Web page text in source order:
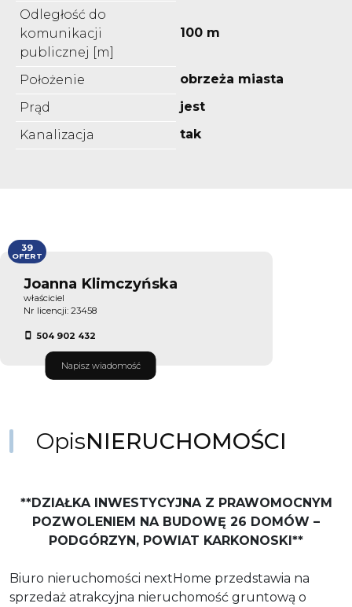
Odległość do
komunikacji
publicznej [m]
100 m
Położenie
obrzeża miasta
Prąd
jest
Kanalizacja
tak
Joanna Klimczyńska
właściciel
Nr licencji: 23458
504 902 432
Napisz wiadomość
39
OFERT
OpisNIERUCHOMOŚCI
**DZIAŁKA INWESTYCYJNA Z PRAWOMOCNYM
POZWOLENIEM NA BUDOWĘ 26 DOMÓW –
PODGÓRZYN, POWIAT KARKONOSKI**
Biuro nieruchomości nextHome przedstawia na
sprzedaż atrakcyjna nieruchomość gruntową o